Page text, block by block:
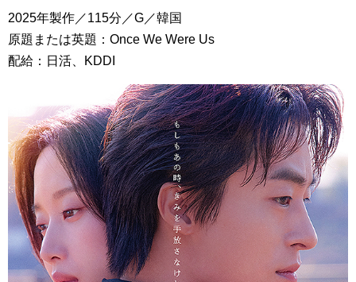
2025年製作／115分／G／韓国
原題または英題：Once We Were Us
配給：日活、KDDI